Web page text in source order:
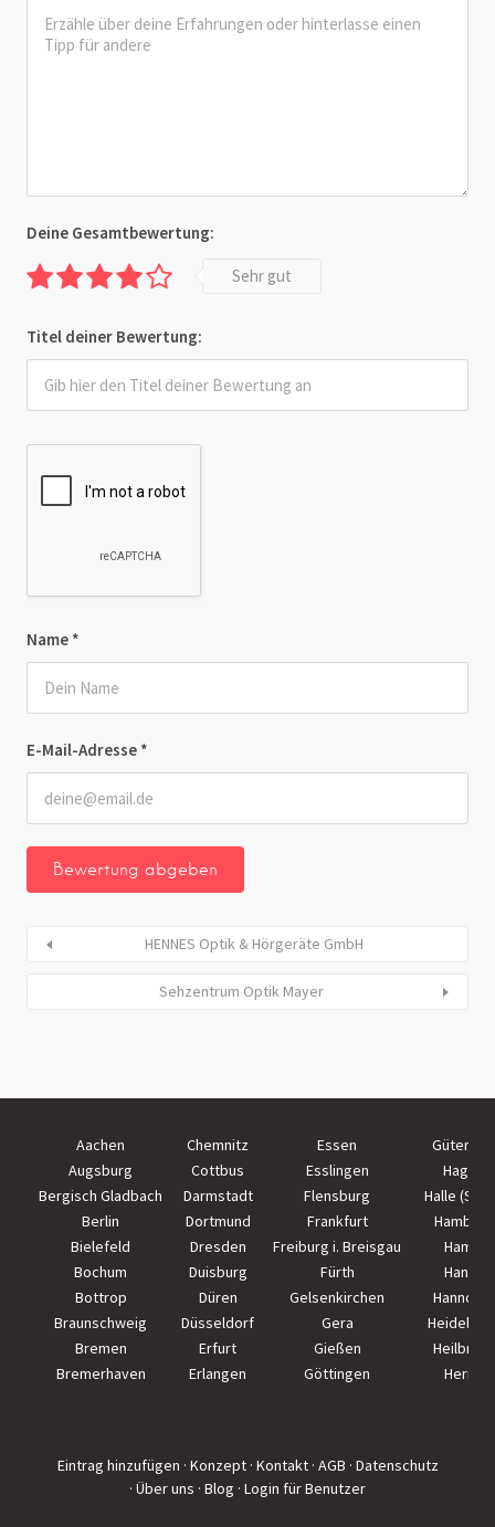
Name *
E-Mail-Adresse *
Deine Gesamtbewertung:
Sehr gut
Titel deiner Bewertung:
HENNES Optik & Hörgeräte GmbH
Sehzentrum Optik Mayer
Aachen Chemnitz Essen
Augsburg
Cottbus Esslingen
Hagen
Bergisch Gladbach
Darmstadt Flensburg
Halle
Berlin
Dortmund Frankfurt
Hamburg
Bielefeld
Dresden Freiburg i. Breisgau
Hamm
Bochum
Duisburg Fürth
Hanau
Bottrop
Düren Gelsenkirchen
Hannover
Braunschweig
Düsseldorf Gera
Bremen
Erfurt Gießen
Heilbronn
Bremerhaven
Erlangen Göttingen Herne
Eintrag hinzufügen · Konzept · Kontakt · AGB · Datenschutz
· Über uns · Blog · Login für Benutzer